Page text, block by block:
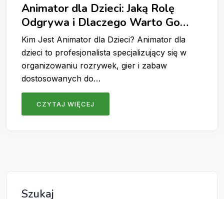
Animator dla Dzieci: Jaką Rolę
Odgrywa i Dlaczego Warto Go
Wynająć?
Kim Jest Animator dla Dzieci? Animator dla
dzieci to profesjonalista specjalizujący się w
organizowaniu rozrywek, gier i zabaw
dostosowanych do…
CZYTAJ WIĘCEJ
Szukaj